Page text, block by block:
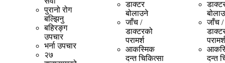
पुरानो रोग
बल्झिनु
बहिरङ्ग
उपचार
भर्ना उपचार
२७
डाक्टर
बोलाउने
जाँच /
डाक्टरको
परामर्श
आकस्मिक
दन्त चिकित्सा
जाँच /
परामर्श
दन्त